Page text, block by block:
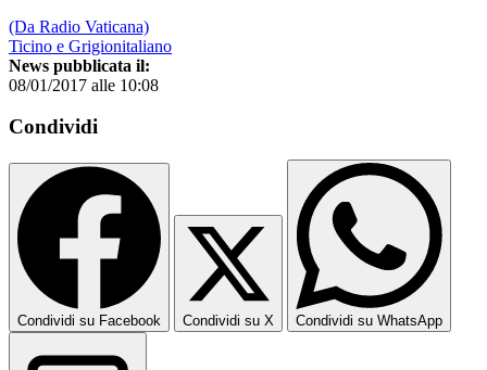
(Da Radio Vaticana)
Ticino e Grigionitaliano
News pubblicata il:
08/01/2017 alle 10:08
Condividi
Condividi su Facebook Condividi su X Condividi su WhatsApp